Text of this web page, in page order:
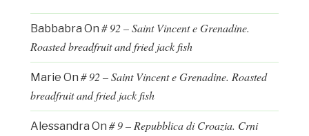
Babbabra On # 92 – Saint Vincent e Grenadine.
Roasted breadfruit and fried jack fish
Marie On # 92 – Saint Vincent e Grenadine. Roasted
breadfruit and fried jack fish
Alessandra On # 9 – Repubblica di Croazia. Crni